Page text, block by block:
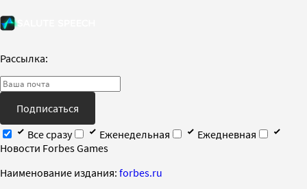
Рассылка:
Подписаться
Все сразу
Еженедельная
Ежедневная
Новости Forbes Games
Наименование издания: forbes.ru